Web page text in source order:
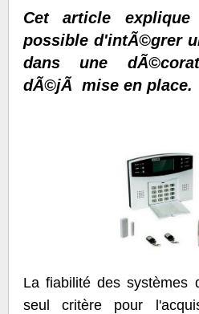
Cet article
possible d'intÃ©grer
dans une
dÃ©jÃ mise en place.
La fiabilité des systèmes
seul critère pour